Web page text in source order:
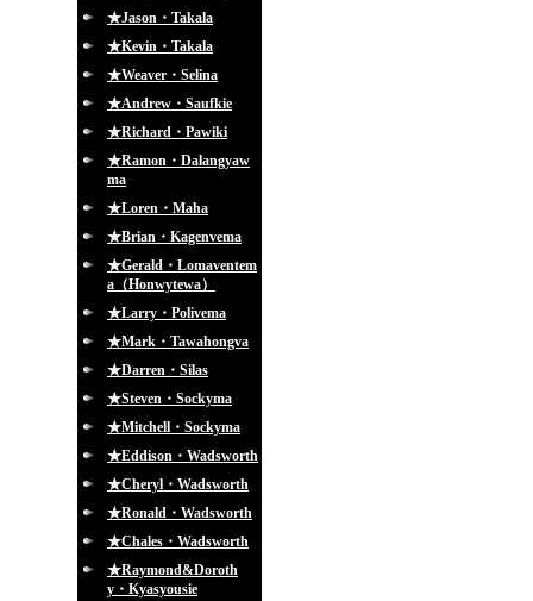
★Jason・Takala
★Kevin・Takala
★Weaver・Selina
★Andrew・Saufkie
★Richard・Pawiki
★Ramon・Dalangyaw
ma
★Loren・Maha
★Brian・Kagenvema
★Gerald・Lomaventem
a（Honwytewa）
★Larry・Polivema
★Mark・Tawahongva
★Darren・Silas
★Steven・Sockyma
★Mitchell・Sockyma
★Eddison・Wadsworth
★Cheryl・Wadsworth
★Ronald・Wadsworth
★Chales・Wadsworth
★Raymond&Doroth
y・Kyasyousie